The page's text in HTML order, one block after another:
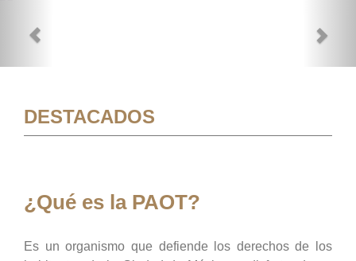
DESTACADOS
¿Qué es la PAOT?
Es un organismo que defiende los derechos de los